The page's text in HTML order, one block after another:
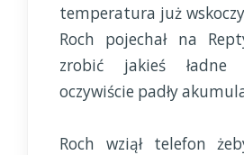
temperatura już
Roch pojechał na
zrobić jakieś ładne
oczywiście padły
Roch wziął telefon